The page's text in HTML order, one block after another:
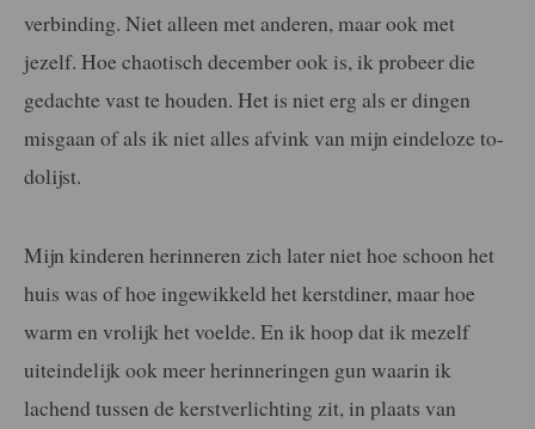
verbinding. Niet alleen met anderen, maar ook met
jezelf. Hoe chaotisch december ook is, ik probeer die
gedachte vast te houden. Het is niet erg als er dingen
misgaan of als ik niet alles afvink van mijn eindeloze to-
dolijst.
Mijn kinderen herinneren zich later niet hoe schoon het
huis was of hoe ingewikkeld het kerstdiner, maar hoe
warm en vrolijk het voelde. En ik hoop dat ik mezelf
uiteindelijk ook meer herinneringen gun waarin ik
lachend tussen de kerstverlichting zit, in plaats van